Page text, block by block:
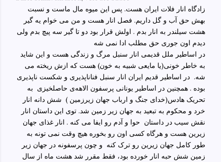
زادگاه انار فلات ایران هست. پس این میوه مال ماست و نسبت
بهش حق آب و گل داریم. فصل انار هست و من می خوام یه گیر
هشت سیلندر به انار بدم . اولش قرار بود دو تا گیر سه پیچ بدم ولی
دیدم اون جوری حق مطلب ادا نمی شه
در اساطیر ملل قدیمی انار سنبل مرگ و زندگی هست و این شاید
به خاطر خونی(یا مایعی شبیه به خون) هست که ازش ریخته می
شه. در اساطیر قدیم ایران انار سنبل فناناپذیری و شکست ناپذیری
بوده . همچنین در اساطیر یونانی پرسفون الاهه‌ی‌ حاصلخیزی‌ به
تحریک هادس(خدای جنگ و ارباب جهان زیرزمین ) شش دانه انار
خرد و محکوم به تبعید به جهان زیر زمین شد. توی این داستان انار
نقش سیب در داستان حوا و آدم رو ایفا می کنه . انار غذای جهان
زیرین هست و هرگاه کسی اون رو بخوره هیچ وقت نمی تونه به
طور کامل جهان زیرین رو ترک کنه و چون‌ پرسفونه‌ در جهان‌ زیر
زمین‌ شش حبه انار خورده‌ بود، فقط‌ مقرر شد هشت‌ ماه‌ از سال‌